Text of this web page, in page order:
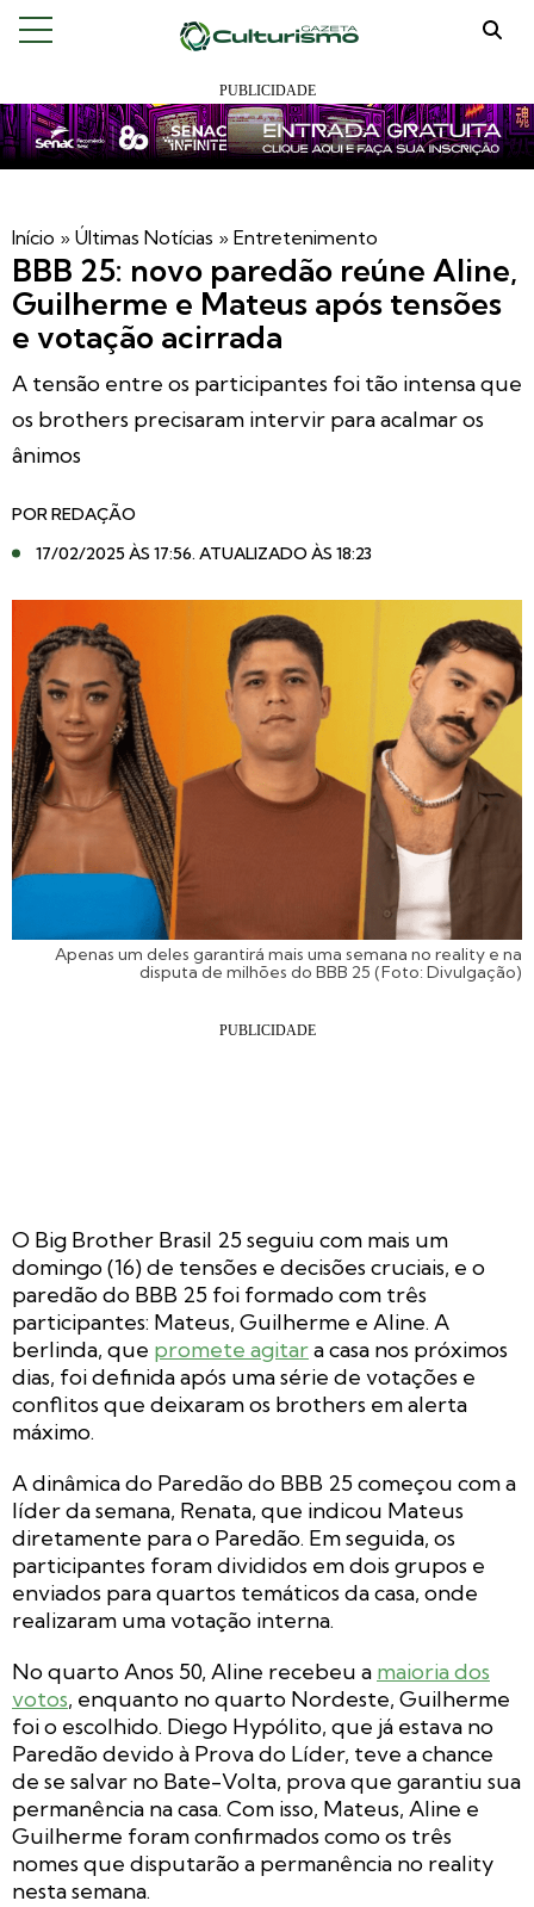
Início » Últimas Notícias » Entretenimento
BBB 25: novo paredão reúne Aline,
Guilherme e Mateus após tensões
e votação acirrada
A tensão entre os participantes foi tão intensa que
os brothers precisaram intervir para acalmar os
ânimos
PORREDAÇÃO
17/02/2025 ÀS 17:56. ATUALIZADO ÀS 18:23
Apenas um deles garantirá mais uma semana no reality e na
disputa de milhões do BBB 25 (Foto: Divulgação)
O Big Brother Brasil 25 seguiu com mais um
domingo (16) de tensões e decisões cruciais, e o
paredão do BBB 25 foi formado com três
participantes: Mateus, Guilherme e Aline. A
berlinda, que promete agitara casa nos próximos
dias, foi definida após uma série de votações e
conflitos que deixaram os brothers em alerta
máximo.
A dinâmica do Paredão do BBB 25 começou com a
líder da semana, Renata, que indicou Mateus
diretamente para o Paredão. Em seguida, os
participantes foram divididos em dois grupos e
enviados para quartos temáticos da casa, onde
realizaram uma votação interna.
No quarto Anos 50, Aline recebeu a maioria dos
votos, enquanto no quarto Nordeste, Guilherme
foi o escolhido. Diego Hypólito, que já estava no
Paredão devido à Prova do Líder, teve a chance
de se salvar no Bate-Volta, prova que garantiu sua
permanência na casa. Com isso, Mateus, Aline e
Guilherme foram confirmados como os três
nomes que disputarão a permanência no reality
nesta semana.